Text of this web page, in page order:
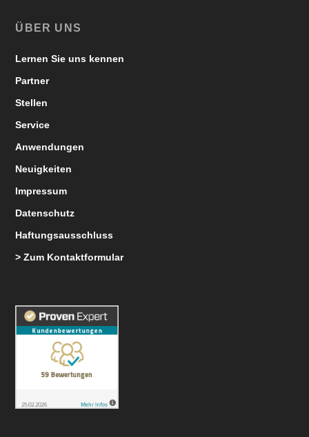
ÜBER UNS
Lernen Sie uns kennen
Partner
Stellen
Service
Anwendungen
Neuigkeiten
Impressum
Datenschutz
Haftungsausschluss
> Zum Kontaktformular